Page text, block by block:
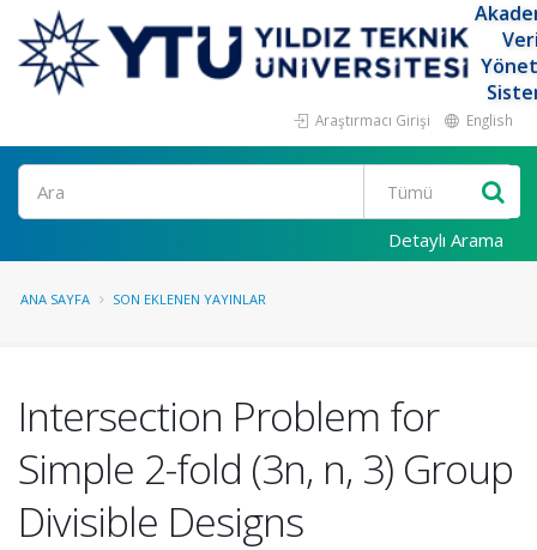
Araştırmacı Girişi English
Ara
Detaylı Arama
ANA SAYFA SON EKLENEN YAYINLAR
Intersection Problem for
Simple 2-fold (3n, n, 3) Group
Divisible Designs